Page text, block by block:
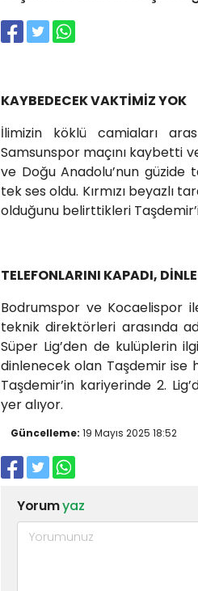
KAYBEDECEK VAKTİMİZ YOK
İlimizin köklü camiaları
Samsunspor maçını kaybetti
ve Doğu Anadolu’nun güzide
tek ses oldu. Kırmızı beyazlı
olduğunu belirttikleri
TELEFONLARINI KAPADI,
Bodrumspor ve Kocaelispor
teknik direktörleri arasında
Süper Lig’den de kulüplerin
dinlenecek olan Taşdemir ise
Taşdemir’in kariyerinde 2.
yer alıyor.
Güncelleme: 19 Mayıs 2025 18:52
Yorumyaz